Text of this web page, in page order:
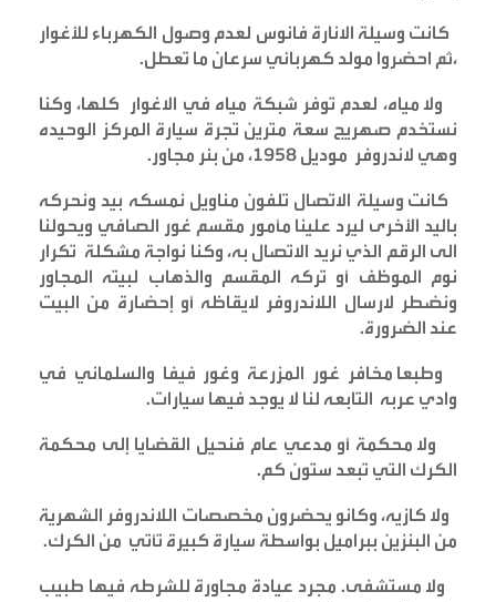
كانت وسيلة الانارة فانوس لعدم وصول الكهرباء للأغوار
،ثم احضروا مولد كهربائي سرعان ما تعطل.
ولا مياه، لعدم توفر شبكة مياه في الاغوار كلها، وكنا
نستخدم صهريج سعة مترين تجرة سيارة المركز الوحيده
وهي لاندروفر موديل ١٩٥٨، من بئر مجاور
.
كانت وسيلة الاتصال تلفون مناويل نمسكه بيد ونحركه
باليد الأخرى ليرد علينا مأمور مقسم غور الصافي ويحولنا
الى الرقم الذي نريد الاتصال به، وكنا نواجة مشكلة تكرار
نوم الموظف أو تركه المقسم والذهاب لبيته المجاور
ونضطر لارسال اللاندروفر لايقاظه أو إحضارة من البيت
عند الضرورة.
وطبعا مخافر غور المزرعة وغور فيفا والسلماني في
وادي عربه التابعه لنا لا يوجد فيها سيارات.
ولا محكمة أو مدعي عام فنحيل القضايا إلى محكمة
الكرك التي تبعد ستون كم.
ولا كازيه، وكانو يحضرون مخصصات اللاندروفر الشهرية
من البنزين ببراميل بواسطة سيارة كبيرة تأتي من الكرك.
ولا مستشفى. مجرد عيادة مجاورة للشرطه فيها طبيب